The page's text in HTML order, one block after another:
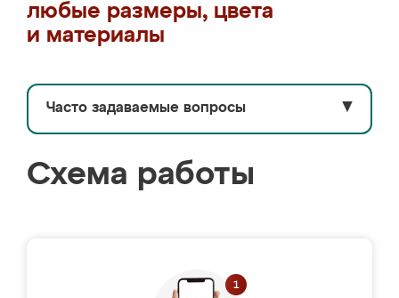
любые размеры, цвета
и материалы
Часто задаваемые вопросы ▼
Схема работы